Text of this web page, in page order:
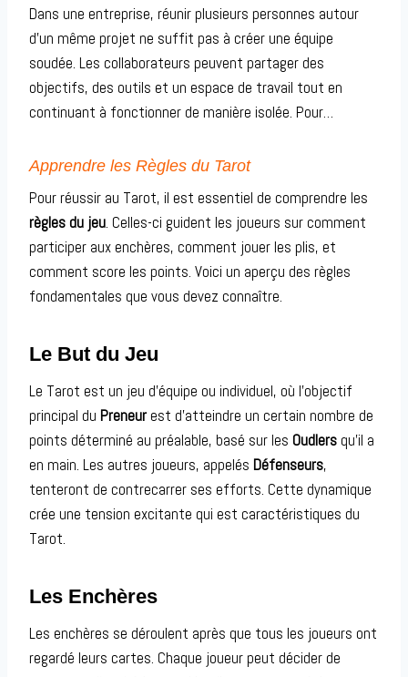
Dans une entreprise, réunir plusieurs personnes autour
d’un même projet ne suffit pas à créer une équipe
soudée. Les collaborateurs peuvent partager des
objectifs, des outils et un espace de travail tout en
continuant à fonctionner de manière isolée. Pour…
Apprendre les Règles du Tarot
Pour réussir au Tarot, il est essentiel de comprendre les
règles du jeu. Celles-ci guident les joueurs sur comment
participer aux enchères, comment jouer les plis, et
comment score les points. Voici un aperçu des règles
fondamentales que vous devez connaître.
Le But du Jeu
Le Tarot est un jeu d’équipe ou individuel, où l’objectif
principal du Preneurest d’atteindre un certain nombre de
points déterminé au préalable, basé sur les Oudlersqu’il a
en main. Les autres joueurs, appelés Défenseurs,
tenteront de contrecarrer ses efforts. Cette dynamique
crée une tension excitante qui est caractéristiques du
Tarot.
Les Enchères
Les enchères se déroulent après que tous les joueurs ont
regardé leurs cartes. Chaque joueur peut décider de